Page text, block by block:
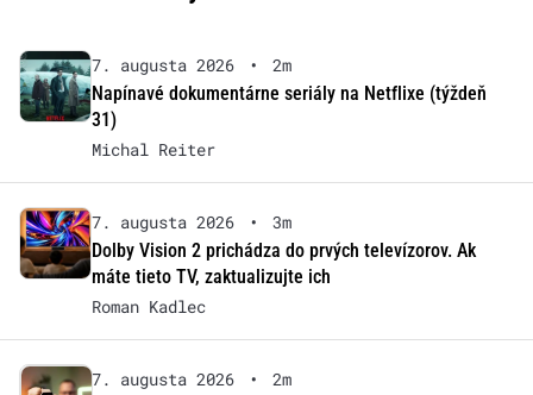
7. augusta 2026 •
2m
Napínavé dokumentárne seriály na Netflixe (týždeň
31)
Michal Reiter
7. augusta 2026 •
3m
Dolby Vision 2 prichádza do prvých televízorov. Ak
máte tieto TV, zaktualizujte ich
Roman Kadlec
7. augusta 2026 •
2m